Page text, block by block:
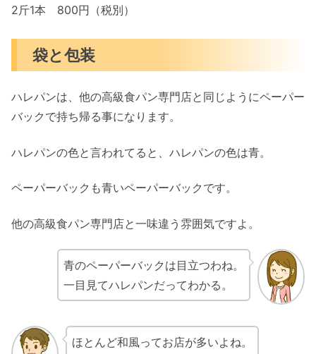
2斤1本 800円（税別）
袋と包装
ハレパンは、他の高級食パン専門店と同じようにペーパー
バックで持ち帰る事になります。
ハレパンの色と言われてると、ハレパンの色は青。
ペーパーバックも青いペーパーバックです。
他の高級食パン専門店と一味違う雰囲気ですよ。
青のペーパーバックは目立つわね。
一目見てハレパンだってわかる。
ほとんど和風ってお店が多いよね。